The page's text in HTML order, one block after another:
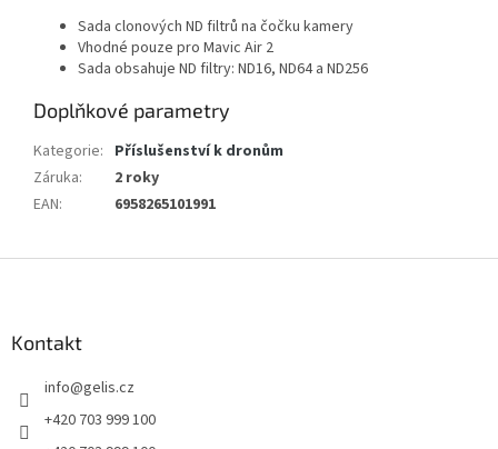
Sada clonových ND filtrů na čočku kamery
Vhodné pouze pro Mavic Air 2
Sada obsahuje ND filtry: ND16, ND64 a ND256
Doplňkové parametry
Kategorie: Příslušenství k dronům
Záruka:
2 roky
EAN: 6958265101991
Kontakt
info@gelis.cz
+420 703 999 100